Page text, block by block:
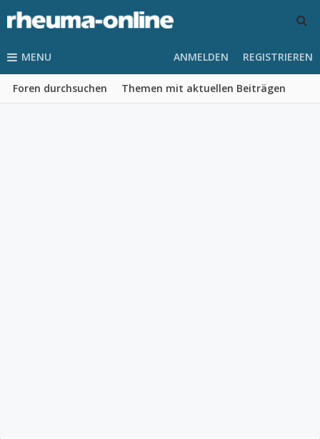
MENU
Foren durchsuchen Themen mit aktuellen Beiträgen
ANMELDEN REGISTRIEREN